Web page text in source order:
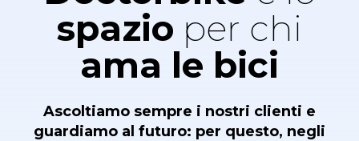
spazio per chi
ama le bici
Ascoltiamosempre i nostri clienti e
guardiamo al futuro: per questo, negli